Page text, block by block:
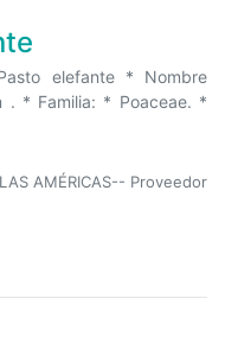
elefante * Nombre
. * Familia: * Poaceae. *
AMÉRICAS-- Proveedor